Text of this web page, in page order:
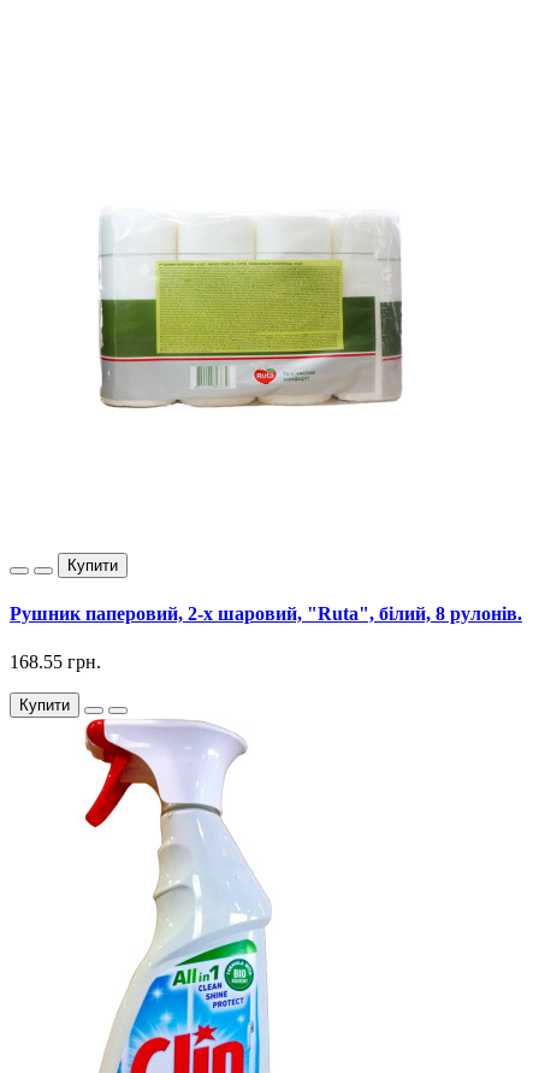
Купити
Рушник паперовий, 2-x шаровий, "Ruta", білий, 8 рулонів.
168.55 грн.
Купити